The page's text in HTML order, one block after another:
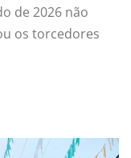
de 2026 não
os torcedores